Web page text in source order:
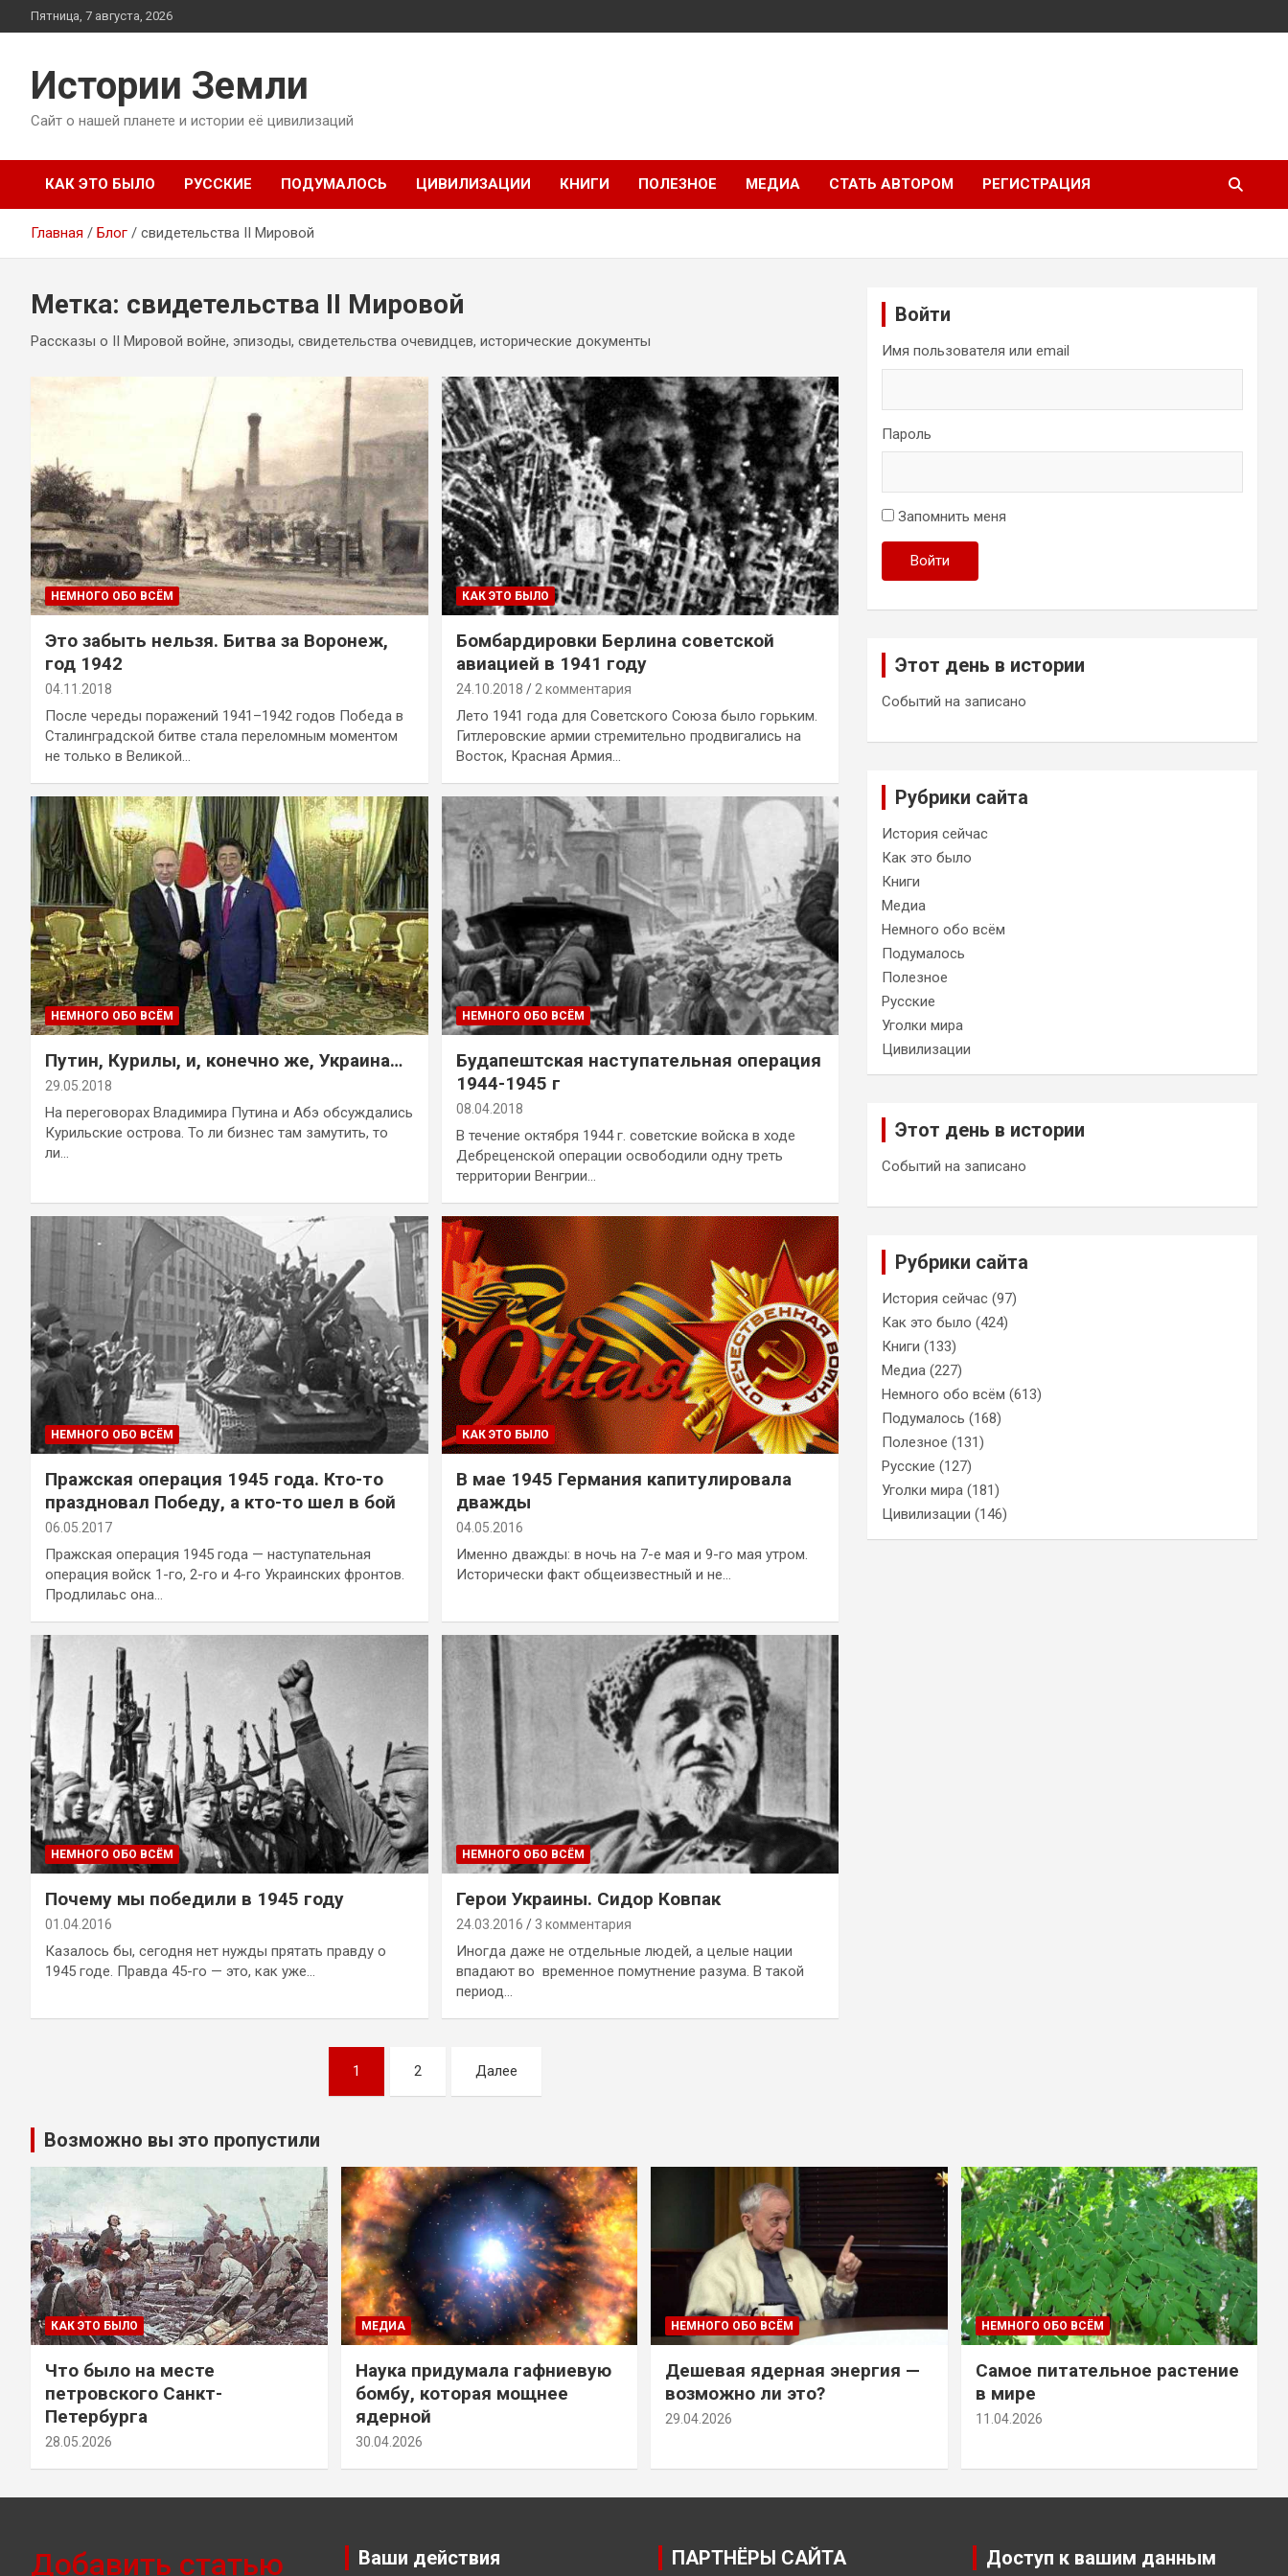
Перейти
к
Пятница, 7 августа, 2026
Истории Земли
Сайт о нашей планете и истории её цивилизаций
КАК ЭТО БЫЛО РУССКИЕ ПОДУМАЛОСЬ ЦИВИЛИЗАЦИИ КНИГИ ПОЛЕЗНОЕ МЕДИА СТАТЬ АВТОРОМ РЕГИСТРАЦИЯ
Главная Блог свидетельства II Мировой
Метка: свидетельства II Мировой
Рассказы о II Мировой войне, эпизоды, свидетельства очевидцев, исторические документы
НЕМНОГО ОБО ВСЁМ
Это забыть нельзя. Битва за Воронеж,
год 1942
04.11.2018
После череды поражений 1941–1942 годов Победа в
Сталинградской битве стала переломным моментом
не только в Великой…
КАК ЭТО БЫЛО
Бомбардировки Берлина советской
авиацией в 1941 году
24.10.2018 2 комментария
Лето 1941 года для Советского Союза было горьким.
Гитлеровские армии стремительно продвигались на
Восток, Красная Армия…
НЕМНОГО ОБО ВСЁМ
Путин, Курилы, и, конечно же, Украина…
29.05.2018
На переговорах Владимира Путина и Абэ обсуждались
Курильские острова. То ли бизнес там замутить, то
ли…
НЕМНОГО ОБО ВСЁМ
Будапештская наступательная операция
1944-1945 г
08.04.2018
В течение октября 1944 г. советские войска в ходе
Дебреценской операции освободили одну треть
территории Венгрии…
НЕМНОГО ОБО ВСЁМ
Пражская операция 1945 года. Кто-то
праздновал Победу, а кто-то шел в бой
06.05.2017
Пражская операция 1945 года — наступательная
операция войск 1-го, 2-го и 4-го Украинских фронтов.
Продлилаьс она…
КАК ЭТО БЫЛО
В мае 1945 Германия капитулировала
дважды
04.05.2016
Именно дважды: в ночь на 7-е мая и 9-го мая утром.
Исторически факт общеизвестный и не…
НЕМНОГО ОБО ВСЁМ
Почему мы победили в 1945 году
01.04.2016
Казалось бы, сегодня нет нужды прятать правду о
1945 годе. Правда 45-го — это, как уже…
НЕМНОГО ОБО ВСЁМ
Герои Украины. Сидор Ковпак
24.03.2016 3 комментария
Иногда даже не отдельные людей, а целые нации
впадают во временное помутнение разума. В такой
период…
1 2 Далее
Войти
Имя пользователя или email
Пароль
Запомнить меня
Войти
Этот день в истории
Событий на записано
Рубрики сайта
История сейчас
Как это было
Книги
Медиа
Немного обо всём
Подумалось
Полезное
Русские
Уголки мира
Цивилизации
Этот день в истории
Событий на записано
Рубрики сайта
История сейчас (97)
Как это было (424)
Книги (133)
Медиа (227)
Немного обо всём (613)
Подумалось (168)
Полезное (131)
Русские (127)
Уголки мира (181)
Цивилизации (146)
Возможно вы это пропустили
КАК ЭТО БЫЛО
Что было на месте
петровского Санкт-
Петербурга
28.05.2026
МЕДИА
Наука придумала гафниевую
бомбу, которая мощнее
ядерной
30.04.2026
НЕМНОГО ОБО ВСЁМ
Дешевая ядерная энергия —
возможно ли это?
29.04.2026
НЕМНОГО ОБО ВСЁМ
Самое питательное растение
в мире
11.04.2026
Добавить статью Ваши действия ПАРТНЁРЫ САЙТА Доступ к вашим данным